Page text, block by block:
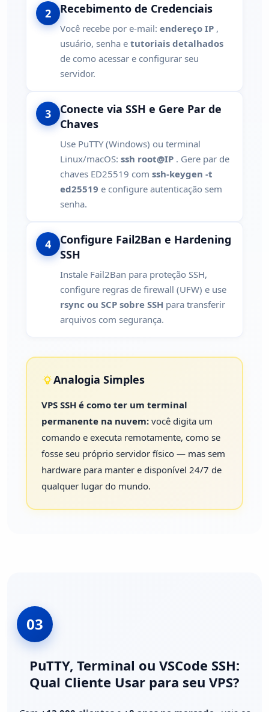
2 Recebimento de Credenciais
Você recebe por e-mail: endereço IP ,
usuário, senha e tutoriais detalhados
de como acessar e configurar seu
servidor.
3
Conecte via SSH e Gere Par de
Chaves
Use PuTTY (Windows) ou terminal
Linux/macOS: ssh root@IP . Gere par de
chaves ED25519 com ssh-keygen -t
ed25519 e configure autenticação sem
senha.
4
Configure Fail2Ban e Hardening
SSH
Instale Fail2Ban para proteção SSH,
configure regras de firewall (UFW) e use
rsync ou SCP sobre SSH para transferir
arquivos com segurança.
Analogia Simples
VPS SSH é como ter um terminal
permanente na nuvem: você digita um
comando e executa remotamente, como se
fosse seu próprio servidor físico — mas sem
hardware para manter e disponível 24/7 de
qualquer lugar do mundo.
03
PuTTY, Terminal ou VSCode SSH:
Qual Cliente Usar para seu VPS?